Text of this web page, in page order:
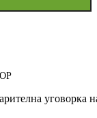
уговорка